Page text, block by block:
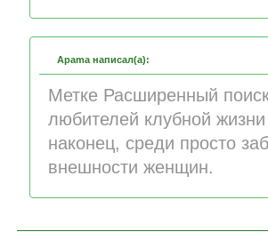
Apama написал(а):
Метке Расширенный
любителей клубной
наконец, среди просто
внешности женщин.